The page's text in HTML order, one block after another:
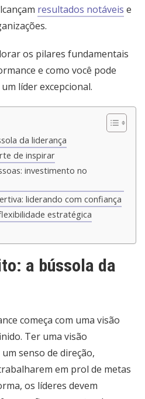
resultados notáveis e
os pilares fundamentais
e como você pode
líder excepcional.
da liderança
de inspirar
investimento no
liderando com confiança
estratégica
a bússola da
começa com uma visão
Ter uma visão
senso de direção,
em prol de metas
os líderes devem